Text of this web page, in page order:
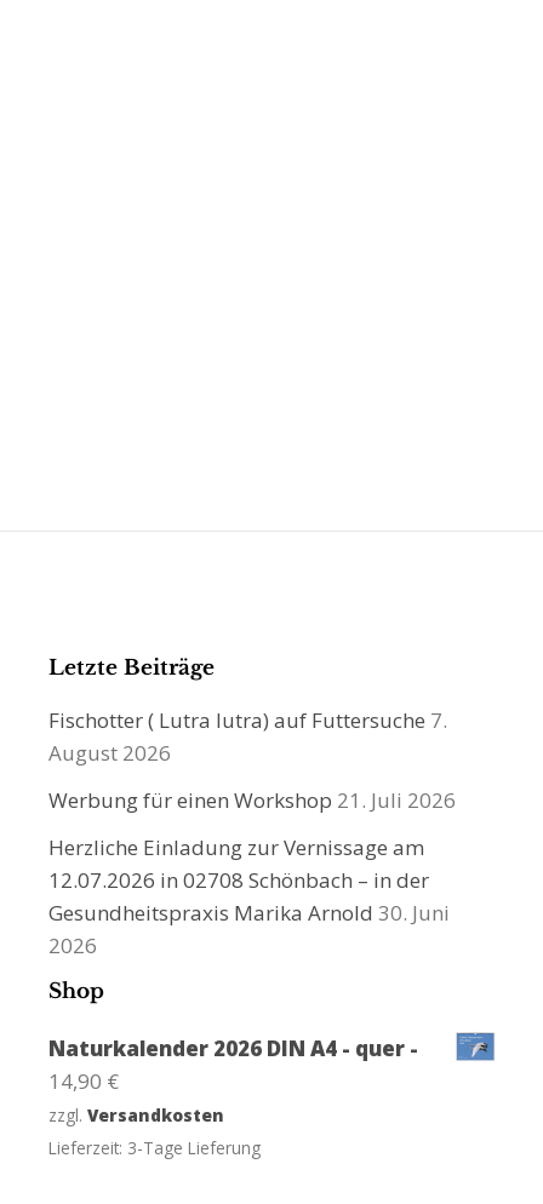
Letzte Beiträge
Fischotter ( Lutra lutra) auf Futtersuche 7.
August 2026
Werbung für einen Workshop 21. Juli 2026
Herzliche Einladung zur Vernissage am
12.07.2026 in 02708 Schönbach – in der
Gesundheitspraxis Marika Arnold 30. Juni
2026
Shop
Naturkalender 2026 DIN A4 - quer -
14,90 €
zzgl. Versandkosten
Lieferzeit: 3-Tage Lieferung